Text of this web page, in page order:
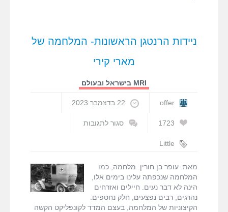
החדש
קונג
ניידות הרנטגן הראשונות- המלחמה של
מארי קירי
MRI בישראל ובעולם
offer 22 בדצמבר 2023
1723
סגור לתגובות
הראשונות-
המלחמה
Little
קירי,מלחמת
העולם הראשונה,
ניידות רנטגן,
עופר בן חורין,
רנטגן
מאת: עופר בן חורין. מלחמה, כמו
המלחמה שנכפתה עלינו בימים אלו,
הינה לא דבר נעים. חיילים ואזרחים
נהרגים, רבים נפצעים, חלק נחטפים.
הקיצוניות של המלחמה, בעצם המדד לקונפליקט הקשה